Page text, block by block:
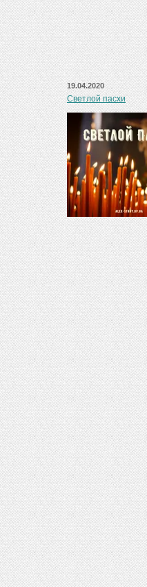
19.04.2020
Светлой пасхи